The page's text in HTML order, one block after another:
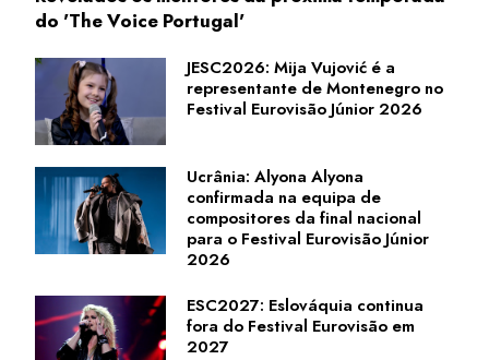
do 'The Voice Portugal'
JESC2026: Mija Vujović é a
representante de Montenegro no
Festival Eurovisão Júnior 2026
Ucrânia: Alyona Alyona
confirmada na equipa de
compositores da final nacional
para o Festival Eurovisão Júnior
2026
ESC2027: Eslováquia continua
fora do Festival Eurovisão em
2027